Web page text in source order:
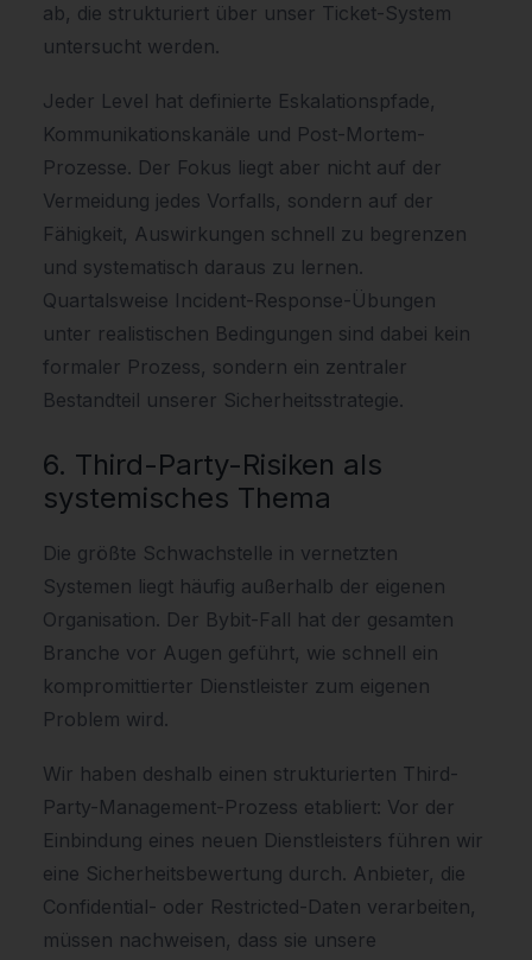
ab, die strukturiert über unser Ticket-System
untersucht werden.
Jeder Level hat definierte Eskalationspfade,
Kommunikationskanäle und Post-Mortem-
Prozesse. Der Fokus liegt aber nicht auf der
Vermeidung jedes Vorfalls, sondern auf der
Fähigkeit, Auswirkungen schnell zu begrenzen
und systematisch daraus zu lernen.
Quartalsweise Incident-Response-Übungen
unter realistischen Bedingungen sind dabei kein
formaler Prozess, sondern ein zentraler
Bestandteil unserer Sicherheitsstrategie.
6. Third-Party-Risiken als
systemisches Thema
Die größte Schwachstelle in vernetzten
Systemen liegt häufig außerhalb der eigenen
Organisation. Der Bybit-Fall hat der gesamten
Branche vor Augen geführt, wie schnell ein
kompromittierter Dienstleister zum eigenen
Problem wird.
Wir haben deshalb einen strukturierten Third-
Party-Management-Prozess etabliert: Vor der
Einbindung eines neuen Dienstleisters führen wir
eine Sicherheitsbewertung durch. Anbieter, die
Confidential- oder Restricted-Daten verarbeiten,
müssen nachweisen, dass sie unsere